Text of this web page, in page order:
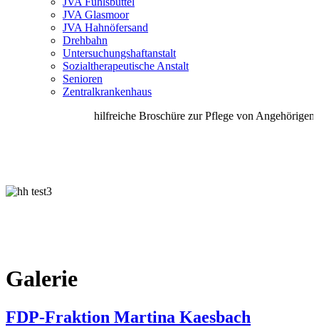
JVA Glasmoor
JVA Hahnöfersand
Drehbahn
Untersuchungshaftanstalt
Sozialtherapeutische Anstalt
Senioren
Zentralkrankenhaus
hilfreiche Broschüre zur Pflege von Angehörigen
Galerie
FDP-Fraktion Martina Kaesbach